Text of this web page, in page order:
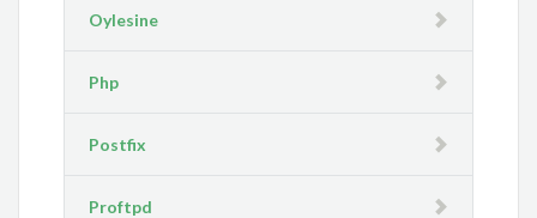
Oylesine
Php
Postfix
Proftpd